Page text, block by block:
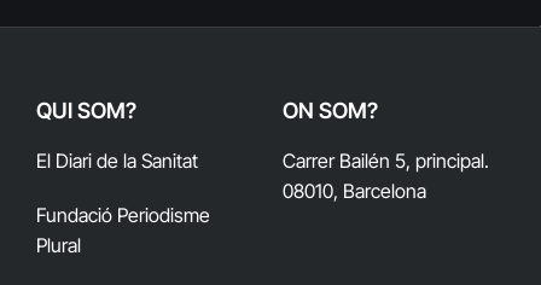
QUI SOM?
El Diari de la Sanitat
Fundació Periodisme
Plural
ON SOM?
Carrer Bailén 5, principal.
08010, Barcelona